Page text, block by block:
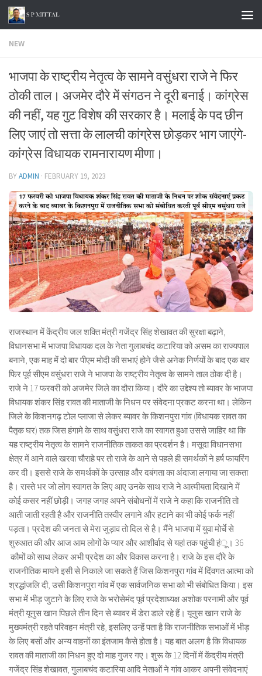
Skip to content
NEW
भाजपा के राष्ट्रीय नेतृत्व के सामने वसुंधरा राजे ने फिर
ठोकी ताल। अजमेर दौरे में संगठन ने दूरी बनाई। कांग्रेस
की नहीं, यह गुट विशेष की सरकार है। मलाई के पद छीन
लिए जाएं तो सत्ता के लालची कांग्रेस छोड़कर भाग जाएंगे-
कांग्रेस विधायक रामनारायण मीणा।
BYADMIN · FEBRUARY 19, 2023
राजस्थान में केंद्रीय जल शक्ति मंत्री गजेंद्र सिंह शेखावत की सुरक्षा बढ़ाने,
विधानसभा में भाजपा विधायक दल के नेता गुलाबचंद कटारिया को असम का राज्यपाल
बनाने, एक माह में दो बार पीएम मोदी की सभाएं होने जैसे अनेक निर्णयों के बाद एक बार
फिर पूर्व सीएम वसुंधरा राजे ने भाजपा के राष्ट्रीय नेतृत्व के सामने ताल ठोक दी है।
राजे ने 17 फरवरी को अजमेर जिले का दौरा किया। दौरे का उद्देश्य तो ब्यावर के भाजपा
विधायक शंकर सिंह रावत की माताजी के निधन पर संवेदना प्रकट करना था। लेकिन
जिले के किशनगढ़ टोल प्लाजा से लेकर ब्यावर के किशनपुरा गांव (विधायक रावत का
पैतृक घर) तक जिस हंगामे के साथ वसुंधरा राजे का स्वागत हुआ उससे जाहिर था कि
यह राष्ट्रीय नेतृत्व के सामने राजनीतिक ताकत का प्रदर्शन है। मसूदा विधानसभा
क्षेत्र में आने वाले खरवा चौराहे पर तो राजे के आने से पहले ही समर्थकों ने हर्ष फायरिंग
कर दी। इससे राजे के समर्थकों के उत्साह और दबंगता का अंदाजा लगाया जा सकता
है। रास्ते भर जो लोग स्वागत के लिए आए उनके साथ राजे ने आत्मीयता दिखाने में
कोई कसर नहीं छोड़ी। जगह जगह अपने संबोधनों में राजे ने कहा कि राजनीति तो
आती जाती रहती है और राजनीति तस्वीर लगाने और हटाने का भी कोई फर्क नहीं
पड़ता। प्रदेश की जनता से मेरा जुड़ाव तो दिल से है। मैंने भाजपा में युवा मोर्चे से
शुरुआत की और आज आम लोगों के प्यार और आशीर्वाद से यहां तक पहुंची हंू। 36
कौमों को साथ लेकर अभी प्रदेश का और विकास करना है। राजे के इस दौरे के
राजनीतिक मायने इसी से निकाले जा सकते हैं जिस किशनपुरा गांव में दिंवगत आत्मा को
श्रद्धांजलि दी, उसी किशनपुरा गांव में एक सार्वजनिक सभा को भी संबोधित किया। इस
सभा में भीड़ जुटाने के लिए राजे के भरोसेमंद पूर्व प्रदेशाध्यक्ष अशोक परनामी और पूर्व
मंत्री यूनुस खान पिछले तीन दिन से ब्यावर में डेरा डाले रहे हैं। यूनुस खान राजे के
मुख्यमंत्री रहते परिवहन मंत्री रहे, इसलिए उन्हें पता है कि राजनीतिक सभाओं में भीड़
के लिए बसों और अन्य वाहनों का इंतजाम कैसे होता है। यह बात अलग है कि विधायक
रावत की माताजी का निधन हुए दो माह गुजर गए। शुरू के 12 दिनों में केंद्रीय मंत्री
गजेंद्र सिंह शेखावत, गुलाबचंद कटारिया आदि नेताओं ने गांव आकर अपनी संवेदनाएं